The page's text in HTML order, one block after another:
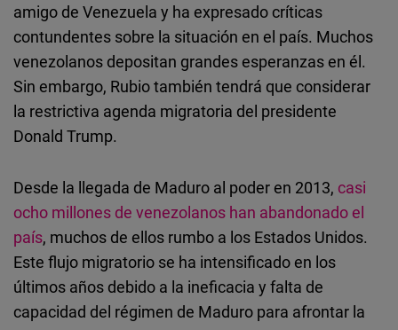
amigo de Venezuela y ha expresado críticas
contundentes sobre la situación en el país. Muchos
venezolanos depositan grandes esperanzas en él.
Sin embargo, Rubio también tendrá que considerar
la restrictiva agenda migratoria del presidente
Donald Trump.
Desde la llegada de Maduro al poder en 2013, casi
ocho millones de venezolanos han abandonado el
país, muchos de ellos rumbo a los Estados Unidos.
Este flujo migratorio se ha intensificado en los
últimos años debido a la ineficacia y falta de
capacidad del régimen de Maduro para afrontar la